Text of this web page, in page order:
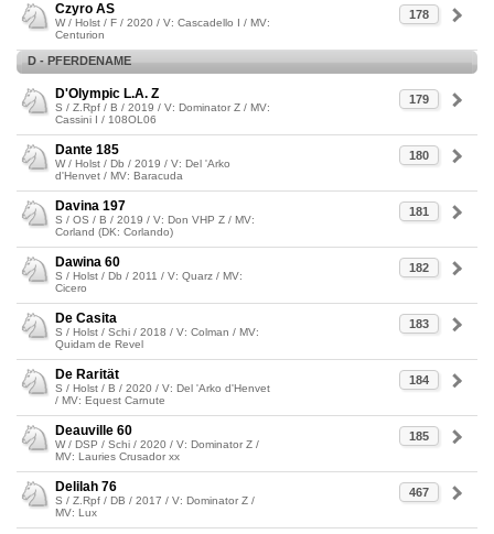
178
Czyro AS
W / Holst / F / 2020 / V: Cascadello I / MV:
Centurion
D - PFERDENAME
179
D'Olympic L.A. Z
S / Z.Rpf / B / 2019 / V: Dominator Z / MV:
Cassini I / 108OL06
180
Dante 185
W / Holst / Db / 2019 / V: Del 'Arko
d'Henvet / MV: Baracuda
181
Davina 197
S / OS / B / 2019 / V: Don VHP Z / MV:
Corland (DK: Corlando)
182
Dawina 60
S / Holst / Db / 2011 / V: Quarz / MV:
Cicero
183
De Casita
S / Holst / Schi / 2018 / V: Colman / MV:
Quidam de Revel
184
De Rarität
S / Holst / B / 2020 / V: Del 'Arko d'Henvet
/ MV: Equest Carnute
185
Deauville 60
W / DSP / Schi / 2020 / V: Dominator Z /
MV: Lauries Crusador xx
467
Delilah 76
S / Z.Rpf / DB / 2017 / V: Dominator Z /
MV: Lux